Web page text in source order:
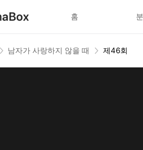
홈
남자가 사랑하지 않을 때 제46회